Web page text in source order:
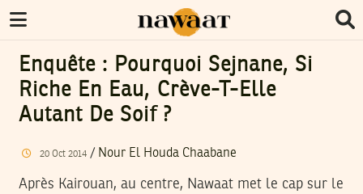
Enquête : Pourquoi Sejnane, Si
Riche En Eau, Crève-T-Elle
Autant De Soif ?
20 Oct 2014/ Nour El Houda Chaabane
Après Kairouan, au centre, Nawaat met le cap sur le